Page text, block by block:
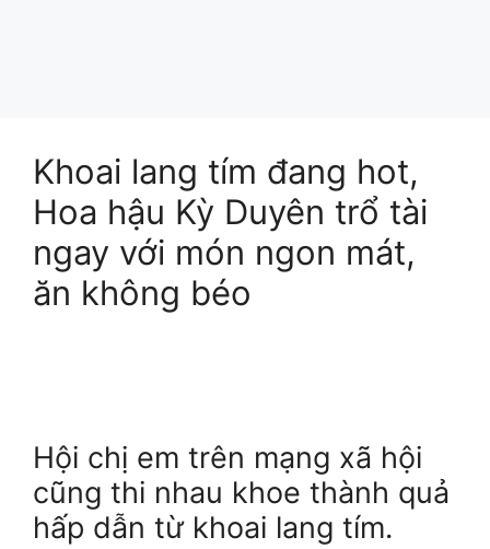
Khoai lang tím đang hot,
Hoa hậu Kỳ Duyên trổ tài
ngay với món ngon mát,
ăn không béo
Hội chị em trên mạng xã hội
cũng thi nhau khoe thành quả
hấp dẫn từ khoai lang tím.